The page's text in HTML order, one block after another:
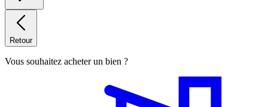
Retour
Vous souhaitez acheter un bien ?